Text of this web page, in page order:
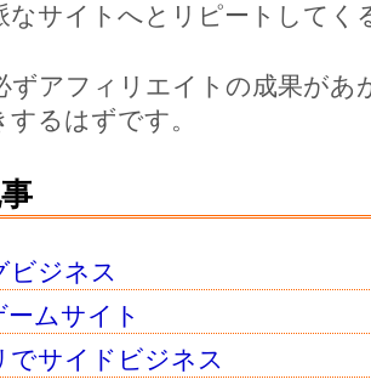
なサイトへとリピートしてく
ずアフィリエイトの成果があ
するはずです。
ビジネス
ームサイト
でサイドビジネス